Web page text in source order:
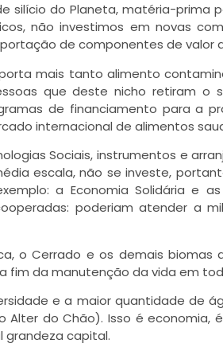
silício do Planeta, matéria-prima
não investimos em novas
de componentes de valor
mais tanto alimento
que deste nicho retiram o
de financiamento para a
internacional de alimentos
Sociais, instrumentos e
escala, não se investe,
a Economia Solidária e
poderiam atender a
o Cerrado e os demais biomas
fim da manutenção da vida em
e a maior quantidade de
Alter do Chão). Isso é economia,
capital.